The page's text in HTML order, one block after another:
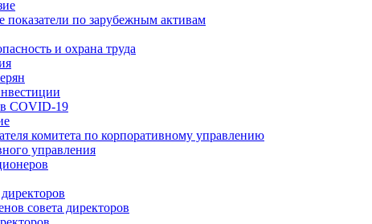
показатели по зарубежным активам
и охрана труда
COVID‑19
комитета по корпоративному управлению
управления
совета директоров